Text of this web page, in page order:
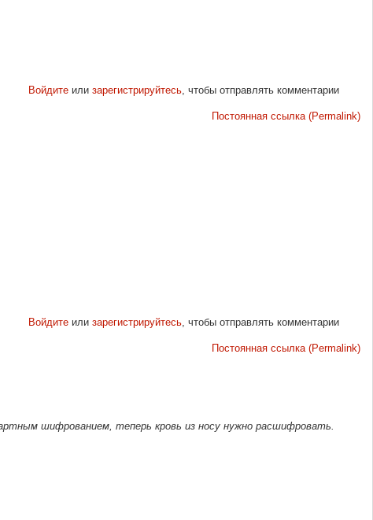
Войдитеили зарегистрируйтесь, чтобы отправлять комментарии
Постоянная ссылка (Permalink)
Войдитеили зарегистрируйтесь, чтобы отправлять комментарии
Постоянная ссылка (Permalink)
шифрованием, теперь кровь из носу нужно расшифровать.